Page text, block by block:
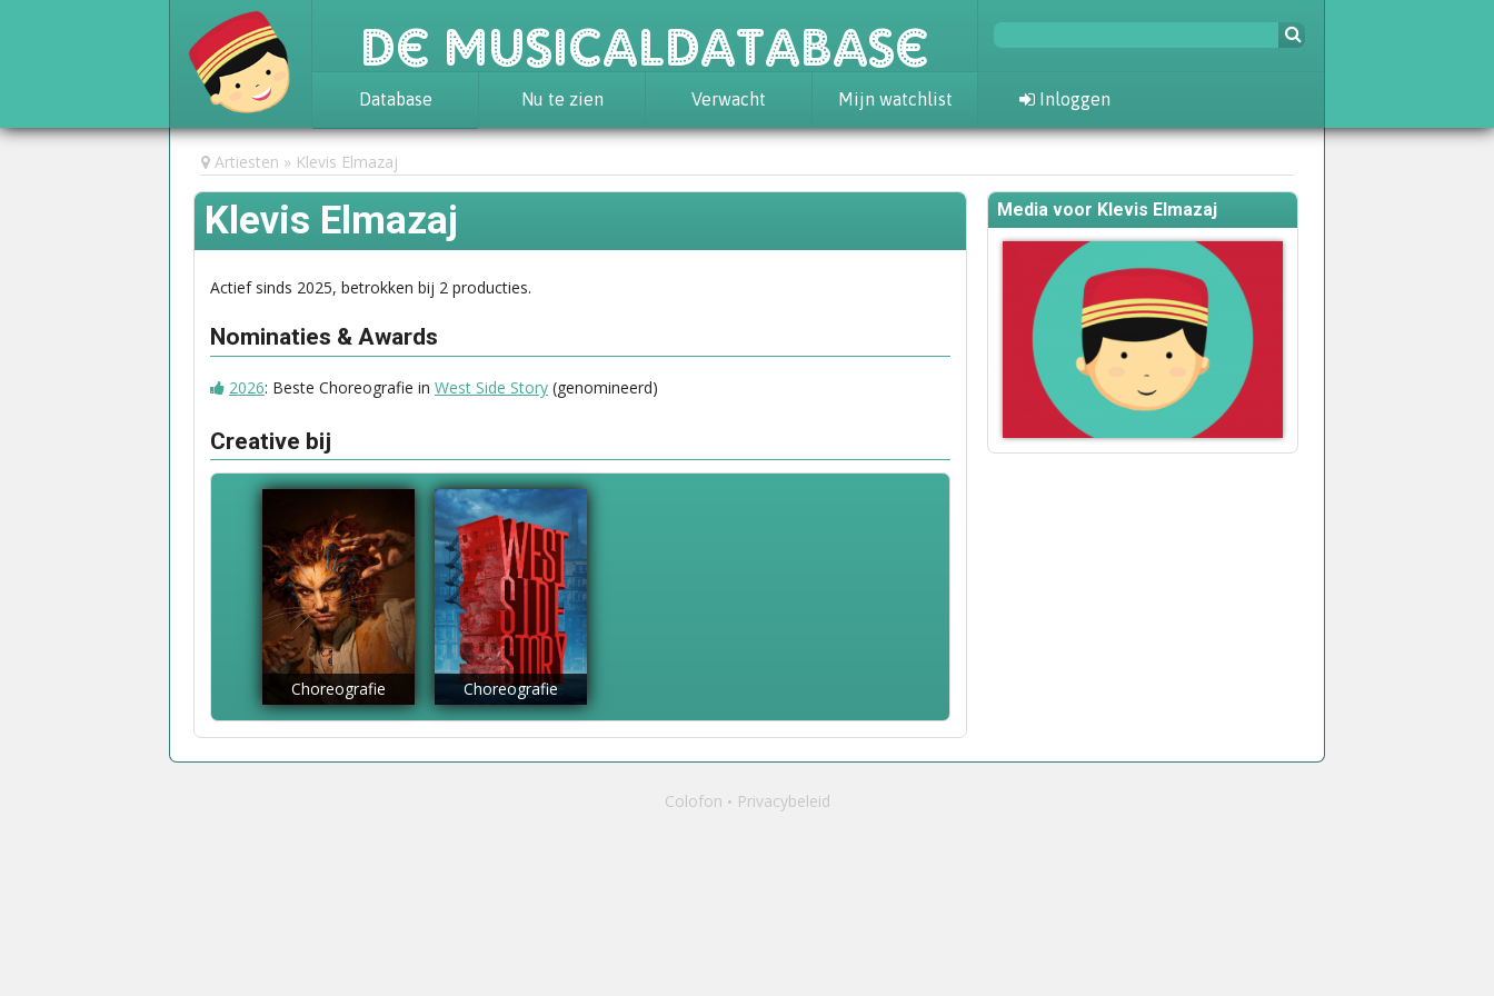
De Musicaldatabase
Database
Achtergrond
Awards
Statistieken
Nu te zien Verwacht Mijn watchlist Inloggen
Artiesten Klevis Elmazaj
Klevis Elmazaj
Actief sinds 2025, betrokken bij 2 producties.
Nominaties & Awards
2026: Beste Choreografie in West Side Story (genomineerd)
Creative bij
Choreografie Choreografie
Media voor Klevis Elmazaj
Colofon Privacybeleid